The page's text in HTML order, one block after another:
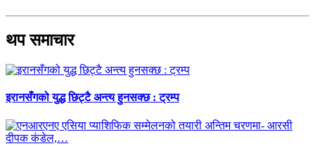
थप समाचार
इरानसँगको युद्ध छिट्टै अन्त्य हुनसक्छ : ट्रम्प